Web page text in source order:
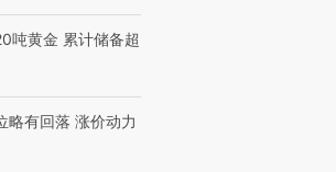
吨黄金 累计储备超
略有回落 涨价动力